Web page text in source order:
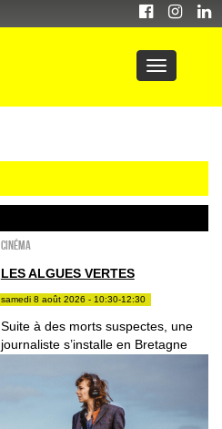
Cinéma
LES ALGUES VERTES
samedi 8 août 2026 - 10:30-12:30
Suite à des morts suspectes, une
journaliste s’installe en Bretagne